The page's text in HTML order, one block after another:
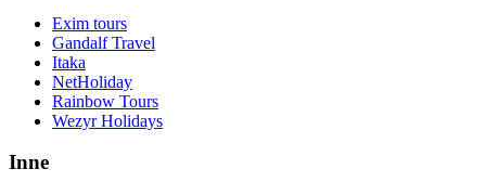
Exim tours
Gandalf Travel
Itaka
NetHoliday
Rainbow Tours
Wezyr Holidays
Inne